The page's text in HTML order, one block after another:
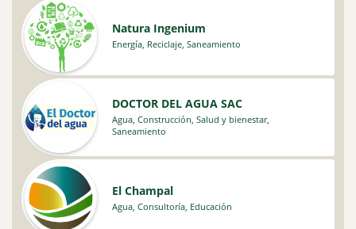
Natura Ingenium
Energía, Reciclaje, Saneamiento
DOCTOR DEL AGUA SAC
Agua, Construcción, Salud y bienestar,
Saneamiento
El Champal
Agua, Consultoría, Educación